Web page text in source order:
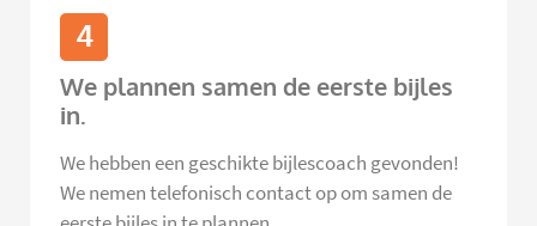
4
We plannen samen de eerste bijles
in.
We hebben een geschikte bijlescoach gevonden!
We nemen telefonisch contact op om samen de